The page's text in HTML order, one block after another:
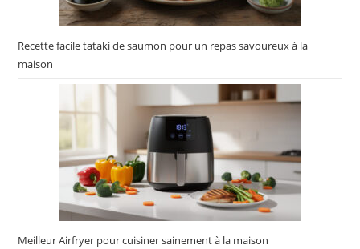
Recette facile tataki de saumon pour un repas savoureux à la
maison
Meilleur Airfryer pour cuisiner sainement à la maison